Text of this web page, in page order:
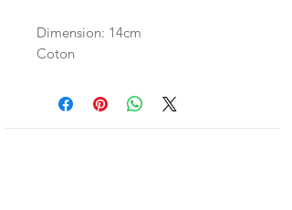
Dimension: 14cm
Coton